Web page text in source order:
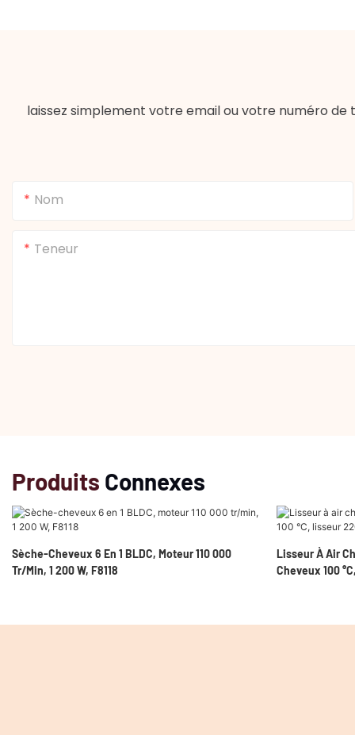
laissez simplement votre email ou votre numéro
Nom
Teneur
Produits Connexes
Sèche-Cheveux 6 En 1 BLDC, Moteur 110 000
Tr/min, 1 200 W, F8118
Lisseur À Air
Cheveux 100